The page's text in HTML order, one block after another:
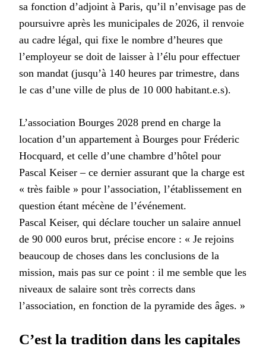
sa fonction d’adjoint à Paris, qu’il n’envisage pas de
poursuivre après les municipales de 2026, il renvoie
au cadre légal, qui fixe le nombre d’heures que
l’employeur se doit de laisser à l’élu pour effectuer
son mandat (jusqu’à 140 heures par trimestre, dans
le cas d’une ville de plus de 10 000 habitant.e.s).
L’association Bourges 2028 prend en charge la
location d’un appartement à Bourges pour Fréderic
Hocquard, et celle d’une chambre d’hôtel pour
Pascal Keiser – ce dernier assurant que la charge est
« très faible » pour l’association, l’établissement en
question étant mécène de l’événement.
Pascal Keiser, qui déclare toucher un salaire annuel
de 90 000 euros brut, précise encore : « Je rejoins
beaucoup de choses dans les conclusions de la
mission, mais pas sur ce point : il me semble que les
niveaux de salaire sont très corrects dans
l’association, en fonction de la pyramide des âges. »
C’est la tradition dans les capitales